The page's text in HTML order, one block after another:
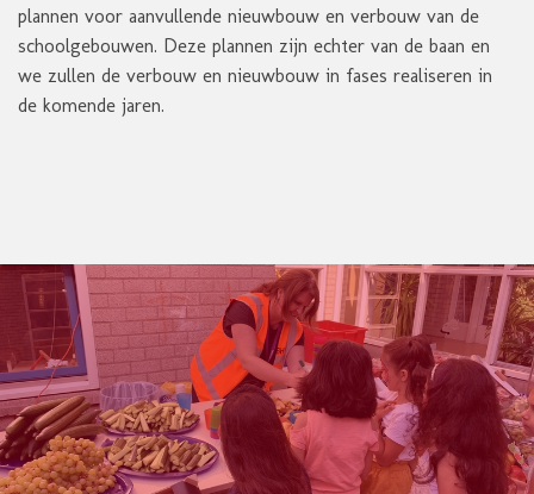
plannen voor aanvullende nieuwbouw en verbouw van de
schoolgebouwen. Deze plannen zijn echter van de baan en
we zullen de verbouw en nieuwbouw in fases realiseren in
de komende jaren.